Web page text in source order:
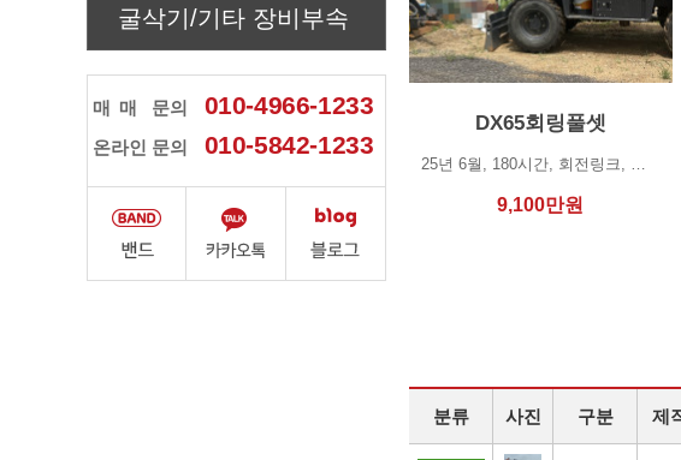
굴삭기/기타 장비부속
매매 문의 010-4966-1233
온라인 문의 010-5842-1233
DX65회링풀셋
25년 6월, 180시간, 회전링크, 브레이커, 대버켓, 쪽버켓, 리퍼☆ 연락처 : 010…
9,100만원
분류 사진 구분 제